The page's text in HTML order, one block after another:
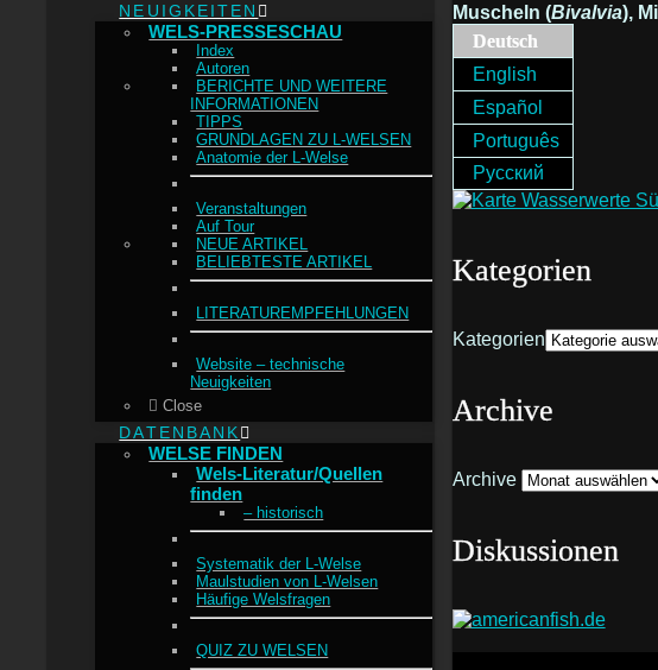
NEUIGKEITEN
WELS-PRESSESCHAU
Index
Autoren
BERICHTE UND WEITERE
INFORMATIONEN
TIPPS
GRUNDLAGEN ZU L-WELSEN
Anatomie der L-Welse
Veranstaltungen
Auf Tour
NEUE ARTIKEL
BELIEBTESTE ARTIKEL
LITERATUREMPFEHLUNGEN
Website – technische
Neuigkeiten
Close
DATENBANK
WELSE FINDEN
Wels-Literatur/Quellen
finden
– historisch
Systematik der L-Welse
Maulstudien von L-Welsen
Häufige Welsfragen
QUIZ ZU WELSEN
Muscheln (Bivalvia),
Deutsch
English
Español
Português
Русский
Kategorien
Kategorien
Archive
Archive
Diskussionen